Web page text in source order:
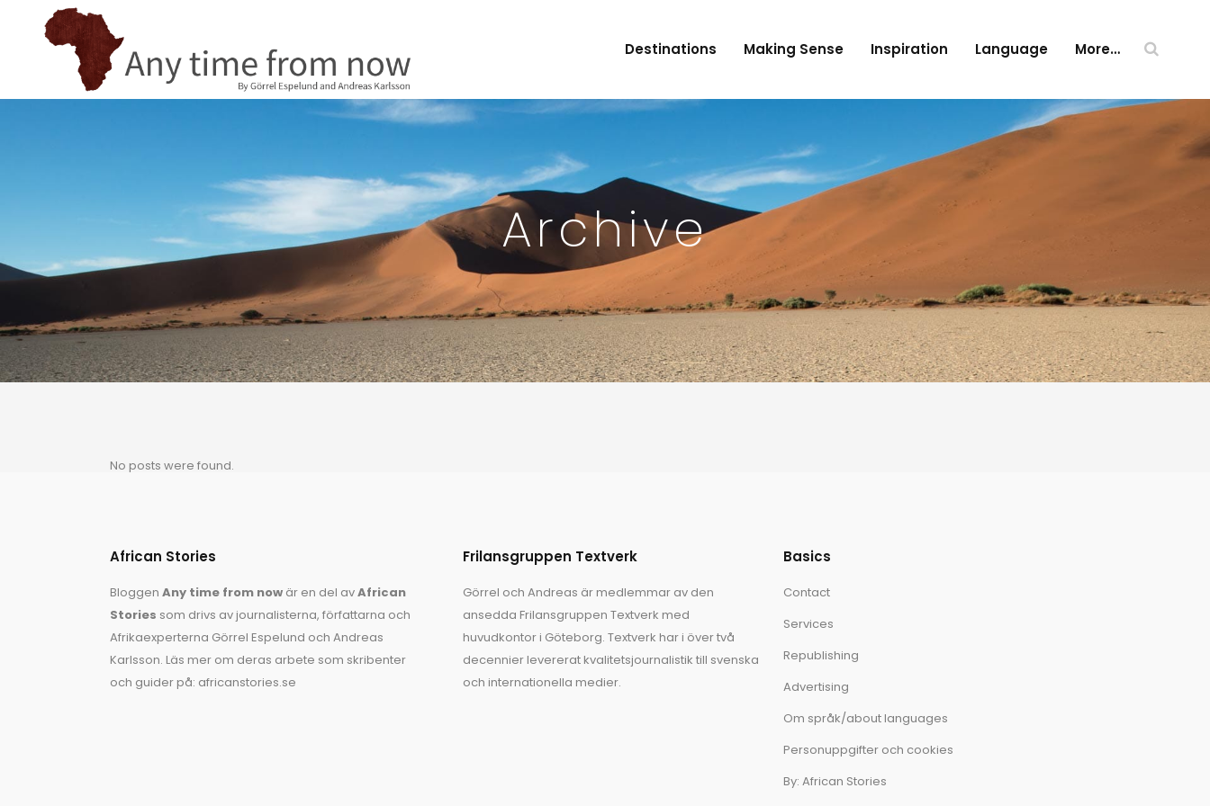
Destinations Making Sense Inspiration Language More…
Archive
No posts were found.
African Stories
Bloggen Any time from now är en del avAfrican
Stories som drivs av journalisterna, författarna och
Afrikaexperterna Görrel Espelund och Andreas
Karlsson. Läs mer om deras arbete som skribenter
och guider på: africanstories.se
Frilansgruppen Textverk
Görrel och Andreas är medlemmar av den
ansedda Frilansgruppen Textverk med
huvudkontor i Göteborg. Textverk har i över två
decennier levererat kvalitetsjournalistik till svenska
och internationella medier.
Basics
Contact
Services
Republishing
Advertising
Om språk/about languages
Personuppgifter och cookies
By: African Stories